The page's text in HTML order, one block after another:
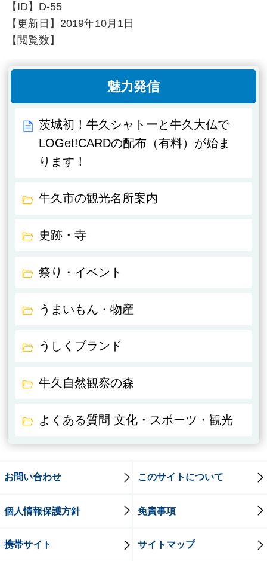
【ID】 D-55
【更新日】 2019年10月1日
【閲覧数】
魅力発信
茨城初！牛久シャトーと牛久大仏で
LOGet!CARDの配布（有料）が始ま
ります！
牛久市の観光名所案内
史跡・寺
祭り・イベント
うまいもん・物産
うしくブランド
牛久自然観察の森
よくある質問 文化・スポーツ・観光
お問い合わせ このサイトについて
個人情報保護方針 免責事項
携帯サイト サイトマップ